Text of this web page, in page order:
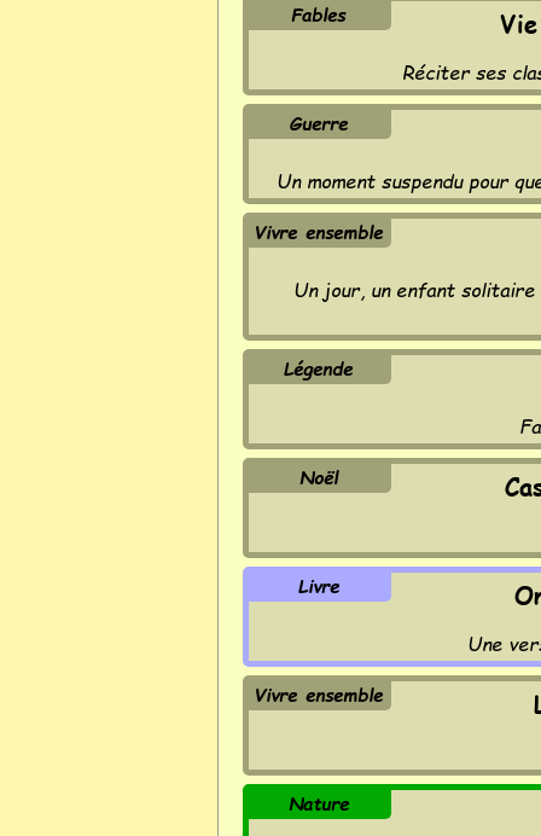
Fables
Réciter ses
Guerre
Un moment suspendu pour
Vivre ensemble
Un jour, un enfant
Légende
Noël
Livre
Une
Vivre ensemble
Nature